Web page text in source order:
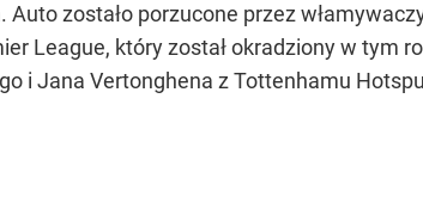
zostało porzucone przez
League, który został okradziony w tym
i Jana Vertonghena z Tottenhamu